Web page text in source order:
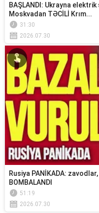
BAŞLANDI: Ukrayna elektrik
Moskvadan TƏCİLİ Krım...
31:30
2026.07.30
Rusiya PANİKADA:
BOMBALANDI
51:19
2026.07.30